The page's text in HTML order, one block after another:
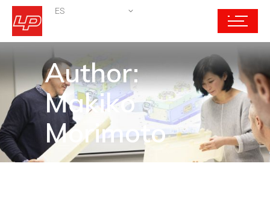
ES
Author:
Makiko
Morimoto